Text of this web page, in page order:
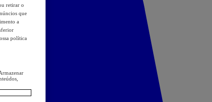
retirar o
que
a
política